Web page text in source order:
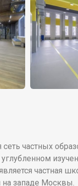
частных
частная
на западе Москвы.